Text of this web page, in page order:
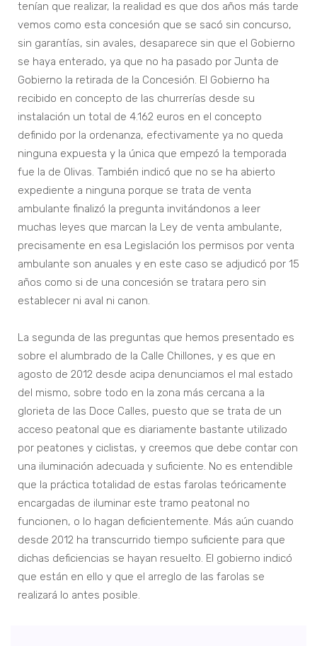
tenían que realizar, la realidad es que dos años más tarde
vemos como esta concesión que se sacó sin concurso,
sin garantías, sin avales, desaparece sin que el Gobierno
se haya enterado, ya que no ha pasado por Junta de
Gobierno la retirada de la Concesión. El Gobierno ha
recibido en concepto de las churrerías desde su
instalación un total de 4.162 euros en el concepto
definido por la ordenanza, efectivamente ya no queda
ninguna expuesta y la única que empezó la temporada
fue la de Olivas. También indicó que no se ha abierto
expediente a ninguna porque se trata de venta
ambulante finalizó la pregunta invitándonos a leer
muchas leyes que marcan la Ley de venta ambulante,
precisamente en esa Legislación los permisos por venta
ambulante son anuales y en este caso se adjudicó por 15
años como si de una concesión se tratara pero sin
establecer ni aval ni canon.
La segunda de las preguntas que hemos presentado es
sobre el alumbrado de la Calle Chillones, y es que en
agosto de 2012 desde acipa denunciamos el mal estado
del mismo, sobre todo en la zona más cercana a la
glorieta de las Doce Calles, puesto que se trata de un
acceso peatonal que es diariamente bastante utilizado
por peatones y ciclistas, y creemos que debe contar con
una iluminación adecuada y suficiente. No es entendible
que la práctica totalidad de estas farolas teóricamente
encargadas de iluminar este tramo peatonal no
funcionen, o lo hagan deficientemente. Más aún cuando
desde 2012 ha transcurrido tiempo suficiente para que
dichas deficiencias se hayan resuelto. El gobierno indicó
que están en ello y que el arreglo de las farolas se
realizará lo antes posible.